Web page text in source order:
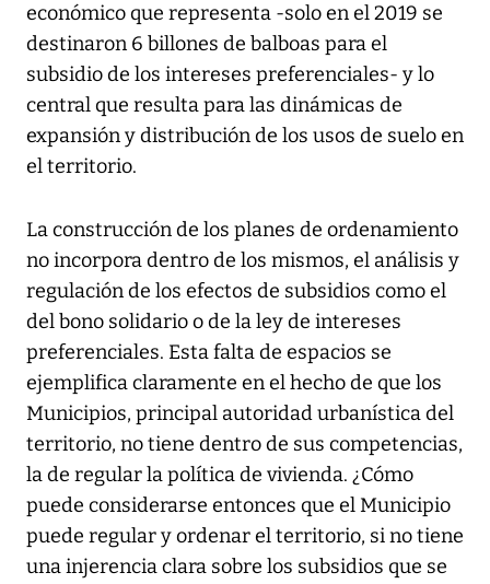
económico que representa -solo en el 2019 se
destinaron 6 billones de balboas para el
subsidio de los intereses preferenciales- y lo
central que resulta para las dinámicas de
expansión y distribución de los usos de suelo en
el territorio.
La construcción de los planes de ordenamiento
no incorpora dentro de los mismos, el análisis y
regulación de los efectos de subsidios como el
del bono solidario o de la ley de intereses
preferenciales. Esta falta de espacios se
ejemplifica claramente en el hecho de que los
Municipios, principal autoridad urbanística del
territorio, no tiene dentro de sus competencias,
la de regular la política de vivienda. ¿Cómo
puede considerarse entonces que el Municipio
puede regular y ordenar el territorio, si no tiene
una injerencia clara sobre los subsidios que se